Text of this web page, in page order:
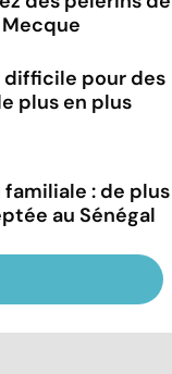
difficile pour des
plus en plus
: de plus
au Sénégal